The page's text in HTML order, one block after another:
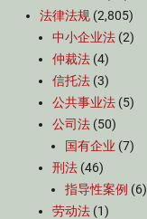
法律法规 (2,805)
中小企业法 (2)
仲裁法 (4)
信托法 (3)
公共事业法 (5)
公司法 (50)
国有企业 (7)
刑法 (46)
指导性案例 (6)
劳动法 (1)